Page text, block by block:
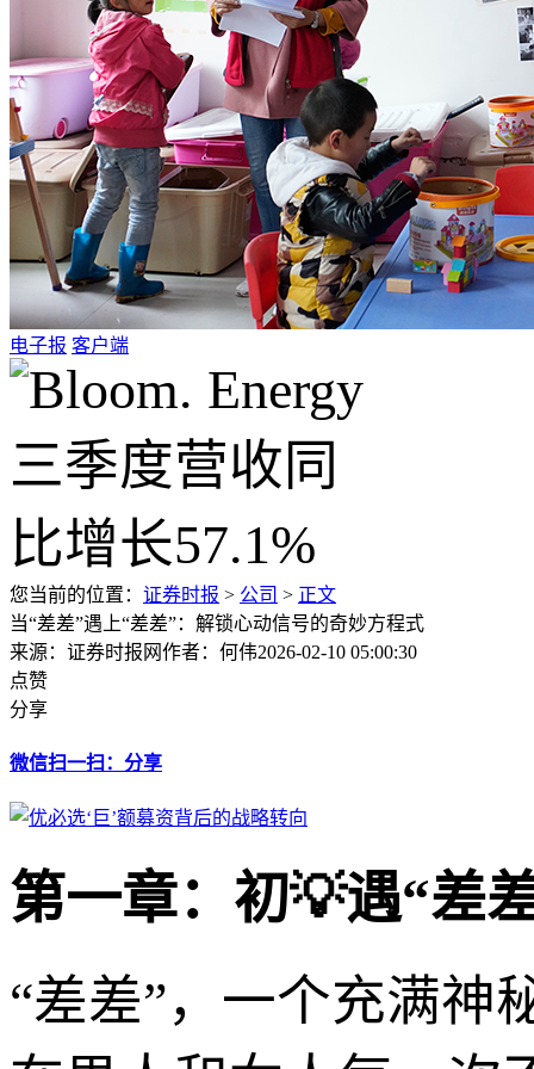
电子报 客户端
您当前的位置： 证券时报 > 公司 > 正文
当“差差”遇上“差差”：解锁心动信号的奇妙方程式
来源：证券时报网作者：何伟2026-02-10 05:00:30
点赞
分享
微信扫一扫：分享
第一章：初💡遇“差
“差差”，一个充满神